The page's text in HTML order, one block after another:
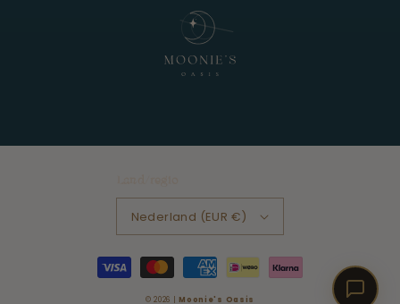
Nederland (EUR €)
Betaalmethoden
© 2026 |Moonie's Oasis